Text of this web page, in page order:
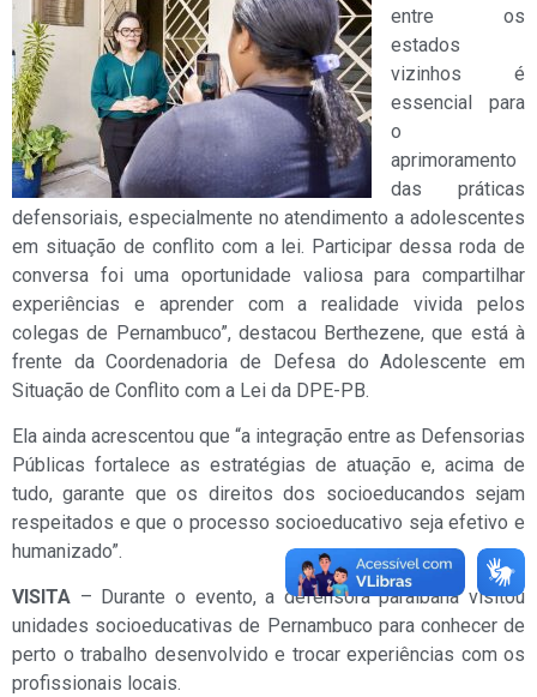
entre os
estados
vizinhos é
essencial para
o
aprimoramento
das práticas
defensoriais, especialmente no atendimento a adolescentes
em situação de conflito com a lei. Participar dessa roda de
conversa foi uma oportunidade valiosa para compartilhar
experiências e aprender com a realidade vivida pelos
colegas de Pernambuco”, destacou Berthezene, que está à
frente da Coordenadoria de Defesa do Adolescente em
Situação de Conflito com a Lei da DPE-PB.
Ela ainda acrescentou que “a integração entre as Defensorias
Públicas fortalece as estratégias de atuação e, acima de
tudo, garante que os direitos dos socioeducandos sejam
respeitados e que o processo socioeducativo seja efetivo e
humanizado”.
VISITA – Durante o evento, a defensora paraibana visitou
unidades socioeducativas de Pernambuco para conhecer de
perto o trabalho desenvolvido e trocar experiências com os
profissionais locais.